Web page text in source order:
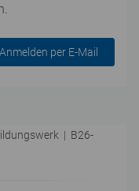
Anmelden per E-Mail
| B26-